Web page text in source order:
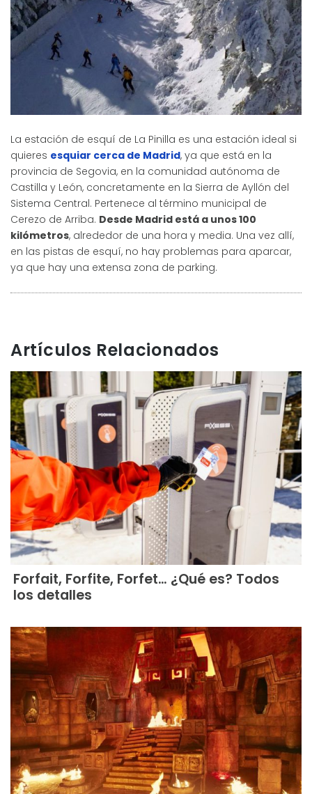
La estación de esquí de La Pinilla es una estación ideal si
quieres esquiar cerca de Madrid, ya que está en la
provincia de Segovia, en la comunidad autónoma de
Castilla y León, concretamente en la Sierra de Ayllón del
Sistema Central. Pertenece al término municipal de
Cerezo de Arriba. Desde Madrid está a unos 100
kilómetros, alrededor de una hora y media. Una vez allí,
en las pistas de esquí, no hay problemas para aparcar,
ya que hay una extensa zona de parking.
Artículos Relacionados
Forfait, Forfite, Forfet… ¿Qué es? Todos
los detalles